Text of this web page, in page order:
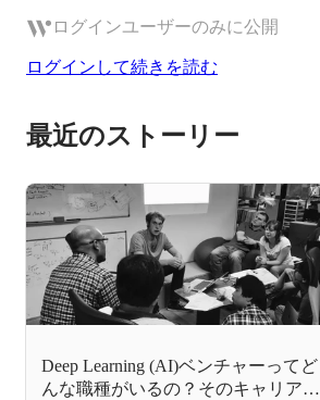
ログインユーザーのみに公開
ログインして続きを読む
最近のストーリー
Deep Learning (AI)ベンチャーってど
んな職種がいるの？そのキャリアパ